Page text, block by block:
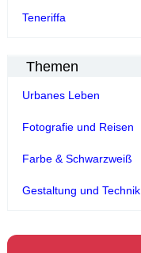
Teneriffa
Themen
Urbanes Leben
Fotografie und Reisen
Farbe & Schwarzweiß
Gestaltung und Technik